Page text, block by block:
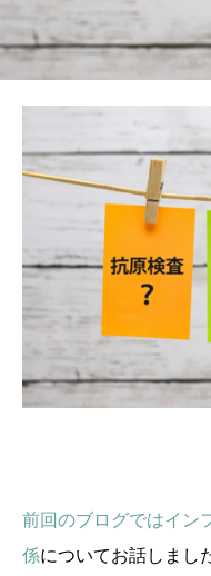
前回のブログではイン
係についてお話しまし